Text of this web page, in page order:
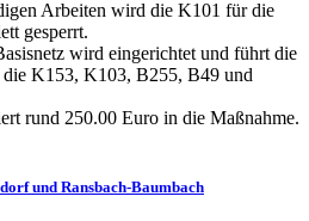
Arbeiten wird die K101 für die
gesperrt.
wird eingerichtet und führt die
die K153, K103, B255, B49 und
rund 250.00 Euro in die Maßnahme.
und Ransbach-Baumbach